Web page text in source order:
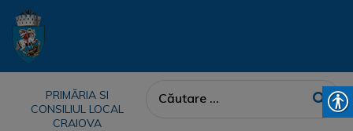
PRIMĂRIA SI
CONSILIUL LOCAL
CRAIOVA